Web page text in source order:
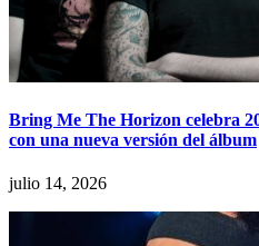
Bring Me The Horizon celebra
con una nueva versión del álbum
julio 14, 2026